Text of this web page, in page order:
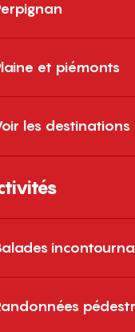
et piémonts
les destinations
▒▒
sud.fr